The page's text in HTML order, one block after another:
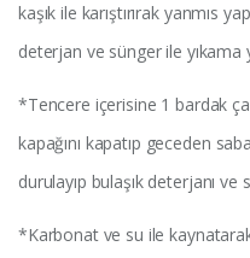
kaşık ile karıştırırak yanmıs
deterjan ve sünger ile yıkama
*Tencere içerisine 1 bardak
kapağını kapatıp geceden
durulayıp bulaşık deterjanı ve
*Karbonat ve su ile